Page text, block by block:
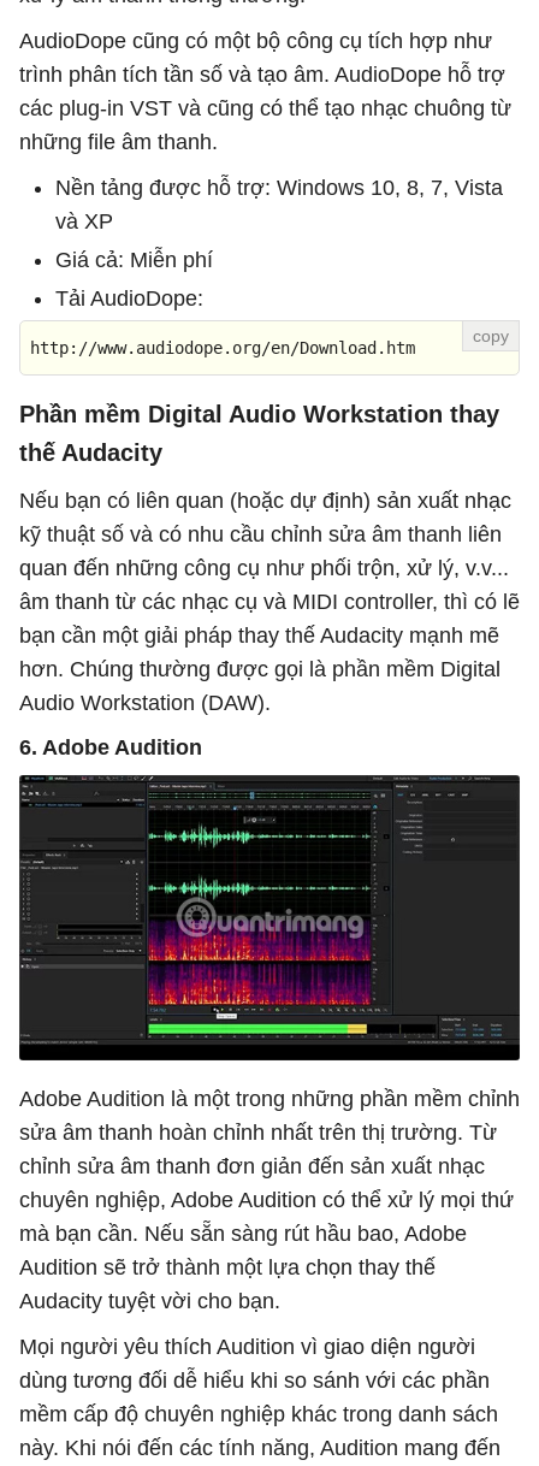
AudioDope cũng có một bộ công cụ tích hợp như
trình phân tích tần số và tạo âm. AudioDope hỗ trợ
các plug-in VST và cũng có thể tạo nhạc chuông từ
những file âm thanh.
Nền tảng được hỗ trợ: Windows 10, 8, 7, Vista
và XP
Giá cả: Miễn phí
Tải AudioDope:
http://www.audiodope.org/en/Download.htm
Phần mềm Digital Audio Workstation thay
thế Audacity
Nếu bạn có liên quan (hoặc dự định) sản xuất nhạc
kỹ thuật số và có nhu cầu chỉnh sửa âm thanh liên
quan đến những công cụ như phối trộn, xử lý, v.v...
âm thanh từ các nhạc cụ và MIDI controller, thì có lẽ
bạn cần một giải pháp thay thế Audacity mạnh mẽ
hơn. Chúng thường được gọi là phần mềm Digital
Audio Workstation (DAW).
6. Adobe Audition
Adobe Audition là một trong những phần mềm chỉnh
sửa âm thanh hoàn chỉnh nhất trên thị trường. Từ
chỉnh sửa âm thanh đơn giản đến sản xuất nhạc
chuyên nghiệp, Adobe Audition có thể xử lý mọi thứ
mà bạn cần. Nếu sẵn sàng rút hầu bao, Adobe
Audition sẽ trở thành một lựa chọn thay thế
Audacity tuyệt vời cho bạn.
Mọi người yêu thích Audition vì giao diện người
dùng tương đối dễ hiểu khi so sánh với các phần
mềm cấp độ chuyên nghiệp khác trong danh sách
này. Khi nói đến các tính năng, Audition mang đến